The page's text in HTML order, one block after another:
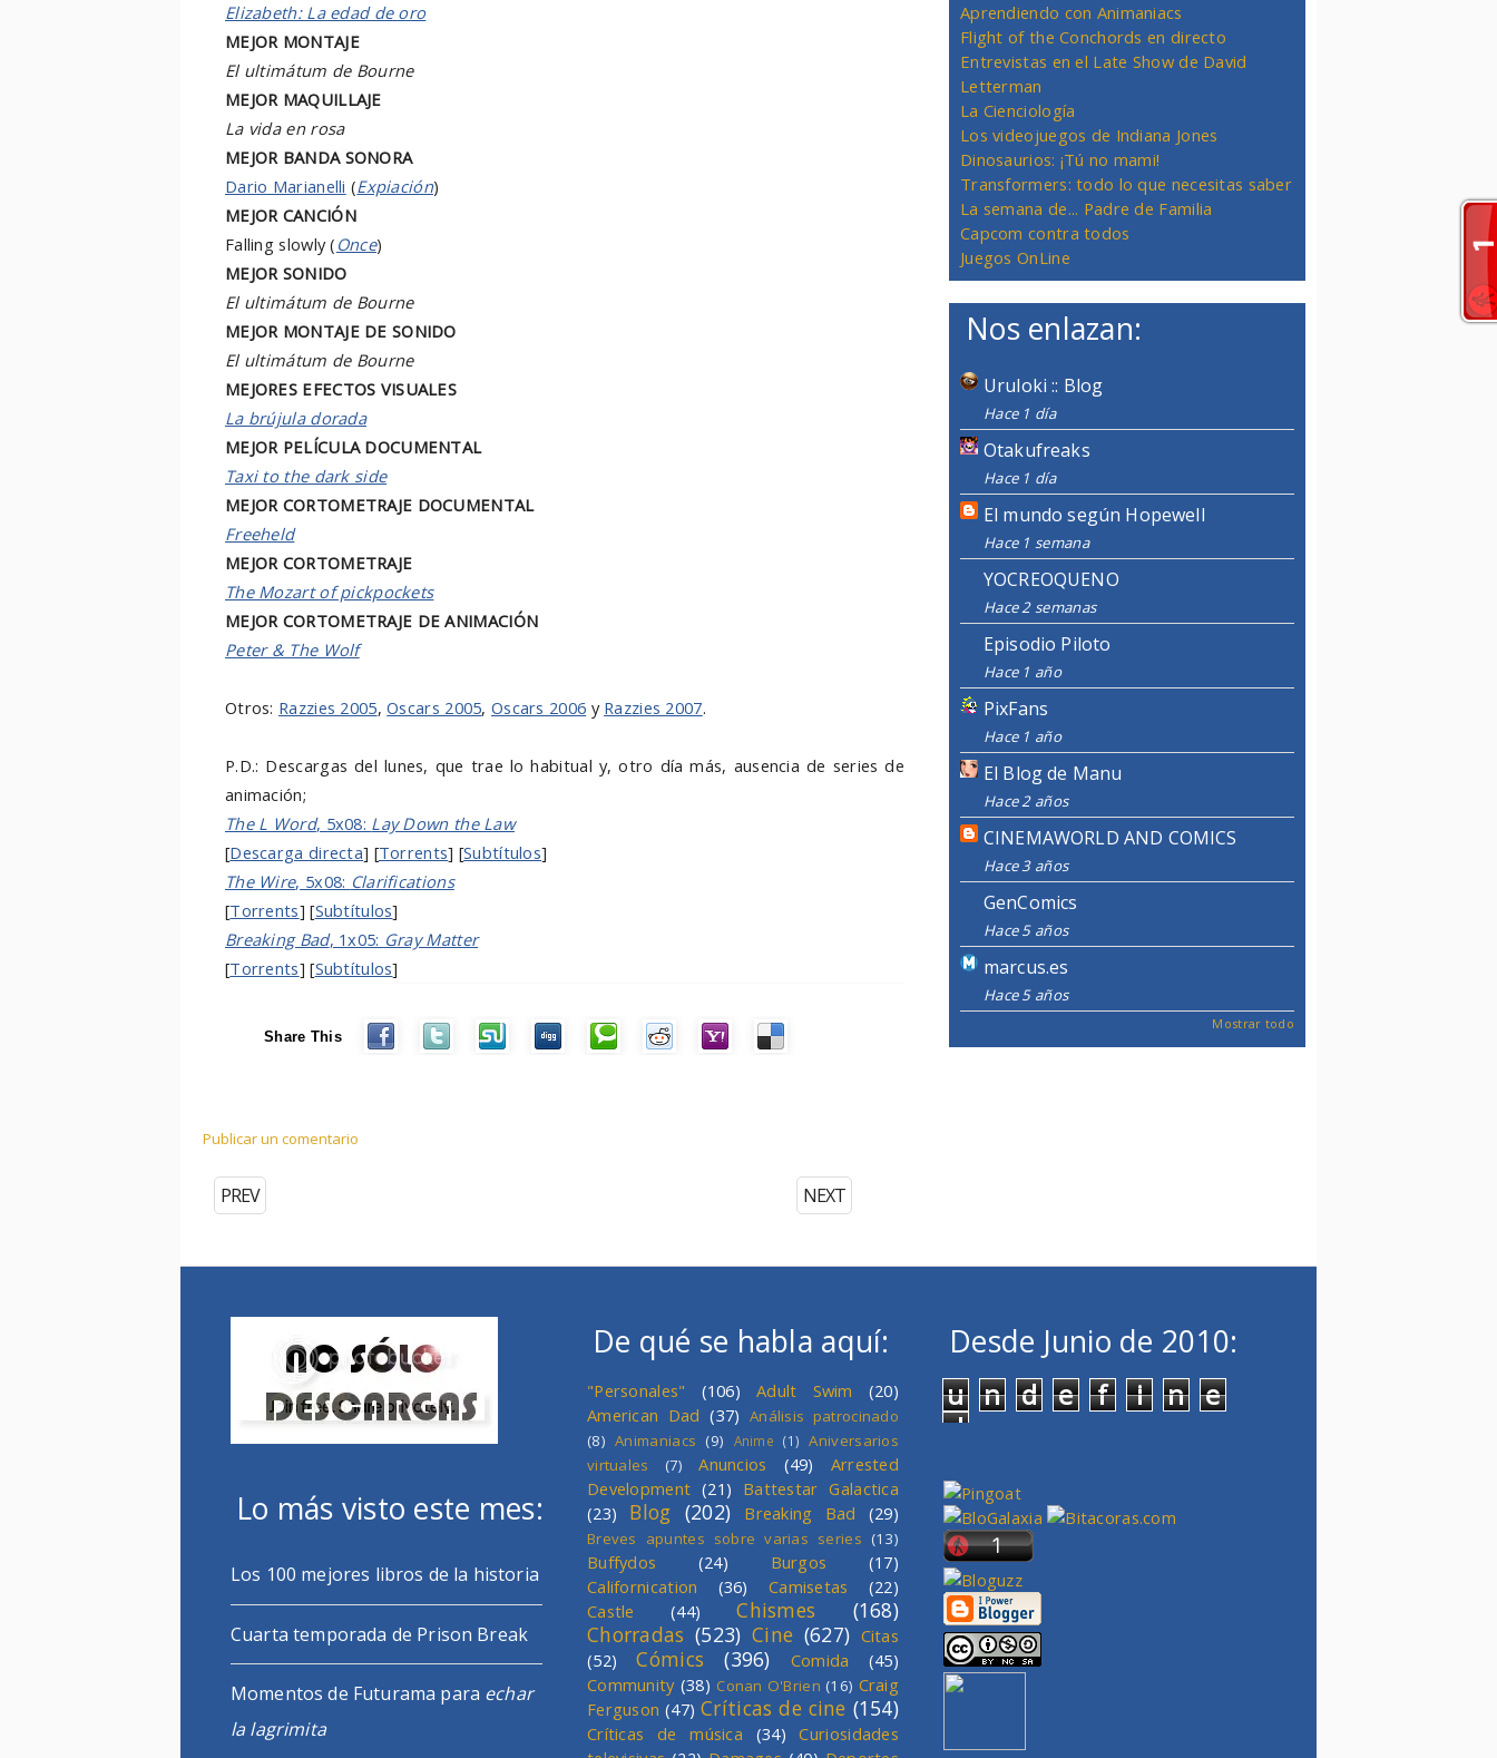
Elizabeth: La edad de oro
MEJOR MONTAJE
El ultimátum de Bourne
MEJOR MAQUILLAJE
La vida en rosa
MEJOR BANDA SONORA
Dario Marianelli (Expiación)
MEJOR CANCIÓN
Falling slowly ( Once)
MEJOR SONIDO
El ultimátum de Bourne
MEJOR MONTAJE DE SONIDO
El ultimátum de Bourne
MEJORES EFECTOS VISUALES
La brújula dorada
MEJOR PELÍCULA DOCUMENTAL
Taxi to the dark side
MEJOR CORTOMETRAJE DOCUMENTAL
Freeheld
MEJOR CORTOMETRAJE
The Mozart of pickpockets
MEJOR CORTOMETRAJE DE ANIMACIÓN
Peter & The Wolf
Otros: Razzies 2005,Oscars 2005,Oscars 2006 y Razzies 2007.
P.D.: Descargas del lunes, que trae lo habitual y, otro día más, ausencia de series de
animación;
The L Word, 5x08: Lay Down the Law
[Descarga directa] [Torrents] [Subtítulos]
The Wire, 5x08: Clarifications
[Torrents] [Subtítulos]
Breaking Bad, 1x05: Gray Matter
[Torrents] [Subtítulos]
Share This
Publicar un comentario
NEXT
PREV
Aprendiendo con Animaniacs
Flight of the Conchords en directo
Entrevistas en el Late Show de David
Letterman
La Cienciología
Los videojuegos de Indiana Jones
Dinosaurios: ¡Tú no mami!
Transformers: todo lo que necesitas saber
La semana de... Padre de Familia
Capcom contra todos
Juegos OnLine
Nos enlazan:
Uruloki :: Blog
Hace 1 día
Otakufreaks
Hace 1 día
El mundo según Hopewell
Hace 1 semana
YOCREOQUENO
Hace 2 semanas
Episodio Piloto
Hace 1 año
PixFans
Hace 1 año
El Blog de Manu
Hace 2 años
CINEMAWORLD AND COMICS
Hace 3 años
GenComics
Hace 5 años
marcus.es
Hace 5 años
Mostrar todo
Lo más visto este mes:
Los 100 mejores libros de la historia
Cuarta temporada de Prison Break
Momentos de Futurama para echar
la lagrimita
De qué se habla aquí:
"Personales" (106) Adult Swim
(20)
American Dad (37) Análisis patrocinado
(8) Animaniacs (9) Anime (1) Aniversarios
virtuales
(7) Anuncios (49)
Arrested
Development (21) Battestar Galactica
(23)
Blog (202) Breaking Bad (29)
Breves apuntes sobre varias series (13)
Buffydos (24) Burgos
(17)
Californication
(36) Camisetas
(22)
Castle
(44) Chismes
(168)
Chorradas (523) Cine (627) Citas
(52)
Cómics (396) Comida
(45)
Community (38) Conan O'Brien (16) Craig
Ferguson (47) Críticas de cine (154)
Críticas de música (34)
Curiosidades
Desde Junio de 2010:
u n d e f i n e
d